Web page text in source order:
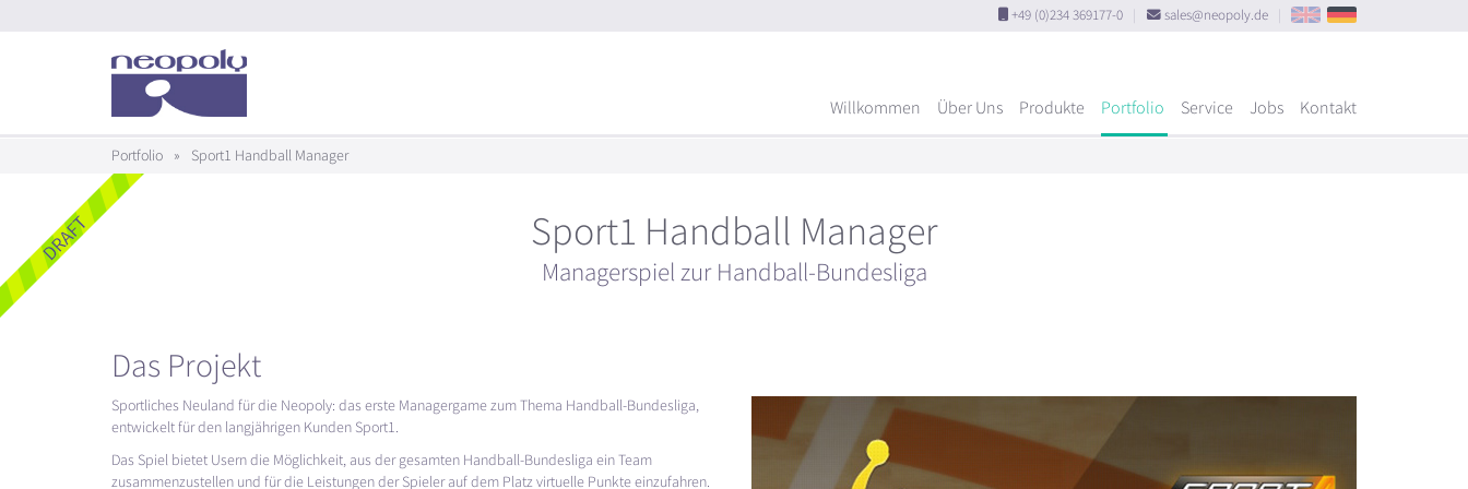
+49 (0)234 369177-0 sales@neopoly.de
Willkommen Über Uns Produkte Portfolio Service Jobs Kontakt
Portfolio » Sport1 Handball Manager
Sport1 Handball Manager
Managerspiel zur Handball-Bundesliga
Das Projekt
Sportliches Neuland für die Neopoly: das erste Managergame zum Thema Handball-Bundesliga,
entwickelt für den langjährigen Kunden Sport1.
Das Spiel bietet Usern die Möglichkeit, aus der gesamten Handball-Bundesliga ein Team
zusammenzustellen und für die Leistungen der Spieler auf dem Platz virtuelle Punkte einzufahren.